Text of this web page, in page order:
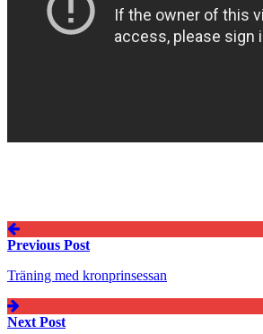
Inläggsnavigering
Previous Post
Träning med kronprinsessan
Next Post